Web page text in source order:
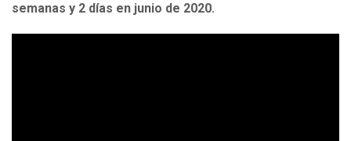
semanas y 2 días en junio de 2020.